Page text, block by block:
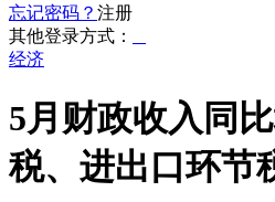
忘记密码？ 注册
其他登录方式：
经济
5月财政收入同
税、进出口环节